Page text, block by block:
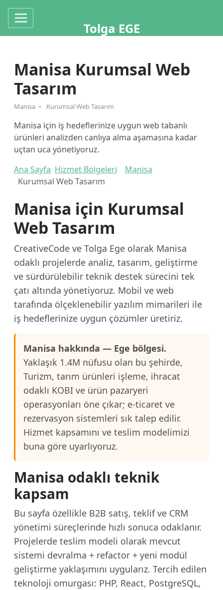
Tolga EGE
Manisa Kurumsal Web
Tasarım
Manisa Kurumsal Web Tasarım
Manisa için iş hedeflerinize uygun web tabanlı
ürünleri analizden canlıya alma aşamasına kadar
uçtan uca yönetiyoruz.
Ana Sayfa Hizmet Bölgeleri
Manisa
Kurumsal Web Tasarım
Manisa için Kurumsal
Web Tasarım
CreativeCode ve Tolga Ege olarak Manisa
odaklı projelerde analiz, tasarım, geliştirme
ve sürdürülebilir teknik destek sürecini tek
çatı altında yönetiyoruz. Mobil ve web
tarafında ölçeklenebilir yazılım mimarileri ile
iş hedeflerinize uygun çözümler üretiriz.
Manisa hakkında — Ege bölgesi.
Yaklaşık 1.4M nüfusu olan bu şehirde,
Turizm, tarım ürünleri işleme, ihracat
odaklı KOBI ve ürün pazaryeri
operasyonları öne çıkar; e-ticaret ve
rezervasyon sistemleri sık talep edilir.
Hizmet kapsamını ve teslim modelimizi
buna göre uyarlıyoruz.
Manisa odaklı teknik
kapsam
Bu sayfa özellikle B2B satış, teklif ve CRM
yönetimi süreçlerinde hızlı sonuca odaklanır.
Projelerde teslim modeli olarak mevcut
sistemi devralma + refactor + yeni modül
geliştirme yaklaşımını uygularız. Tercih edilen
teknoloji omurgası: PHP, React, PostgreSQL,